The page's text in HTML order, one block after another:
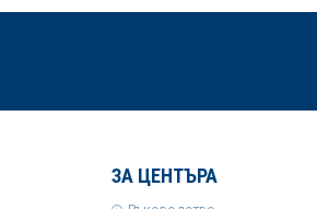
ЗА ЦЕНТЪРА